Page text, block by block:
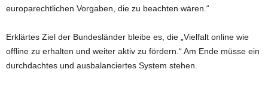
europarechtlichen Vorgaben, die zu beachten wären.“
Erklärtes Ziel der Bundesländer bleibe es, die „Vielfalt online wie
offline zu erhalten und weiter aktiv zu fördern.“ Am Ende müsse ein
durchdachtes und ausbalanciertes System stehen.